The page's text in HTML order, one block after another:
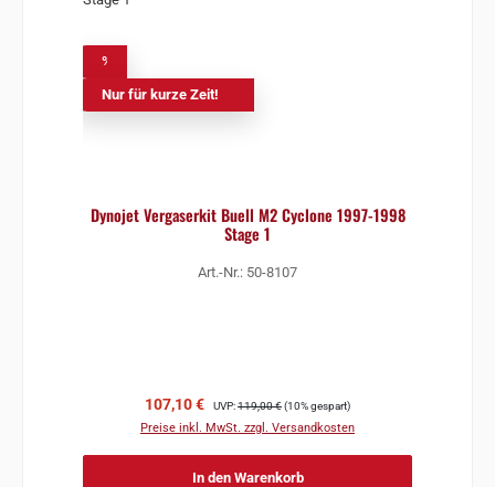
Nur für kurze Zeit!
Dynojet Vergaserkit Buell M2 Cyclone 1997-1998
Stage 1
Art.-Nr.: 50-8107
Verkaufspreis:
107,10 € Regulärer Preis:
UVP:119,00 €(10% gespart)
Preise inkl. MwSt. zzgl. Versandkosten
In den Warenkorb